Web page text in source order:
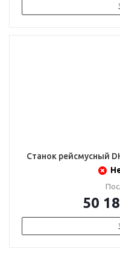
Станок рейсмусный
50